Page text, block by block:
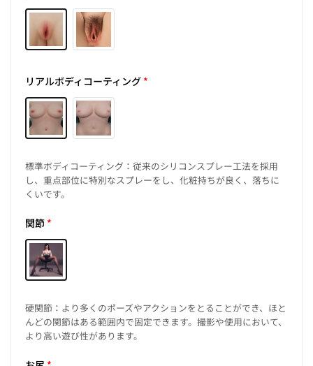
リアルボディコーティング*
標準ボディコーティング：従来のシリコンスプレー工法を採用
し、重点部位に特別なスプレーをし、化粧持ちが良く、落ちに
くいです。
関節*
硬関節：より多くのポーズやアクションをとることができ、ほと
んどの関節はある範囲内で固定できます。撮影や使用において、
より高い遊び性があります。